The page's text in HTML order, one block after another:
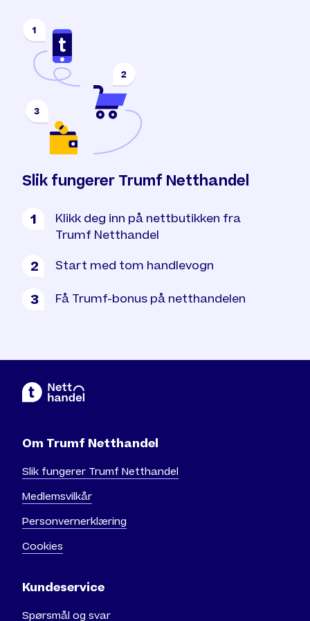
Slik fungerer Trumf Netthandel
1
Klikk deg inn på nettbutikken fra
Trumf Netthandel
2 Start med tom handlevogn
3 Få Trumf-bonus på netthandelen
Om Trumf Netthandel
Slik fungerer Trumf Netthandel
Medlemsvilkår
Personvernerklæring
Cookies
Kundeservice
Spørsmål og svar